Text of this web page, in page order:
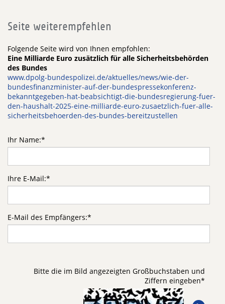
Seite weiterempfehlen
Folgende Seite wird von Ihnen empfohlen:
Eine Milliarde Euro zusätzlich für alle Sicherheitsbehörden
des Bundes
www.dpolg-bundespolizei.de/aktuelles/news/wie-der-
bundesfinanzminister-auf-der-bundespressekonferenz-
bekanntgegeben-hat-beabsichtigt-die-bundesregierung-fuer-
den-haushalt-2025-eine-milliarde-euro-zusaetzlich-fuer-alle-
sicherheitsbehoerden-des-bundes-bereitzustellen
Ihr Name:*
Ihre E-Mail:*
E-Mail des Empfängers:*
Bitte die im Bild angezeigten Großbuchstaben und
Ziffern eingeben*